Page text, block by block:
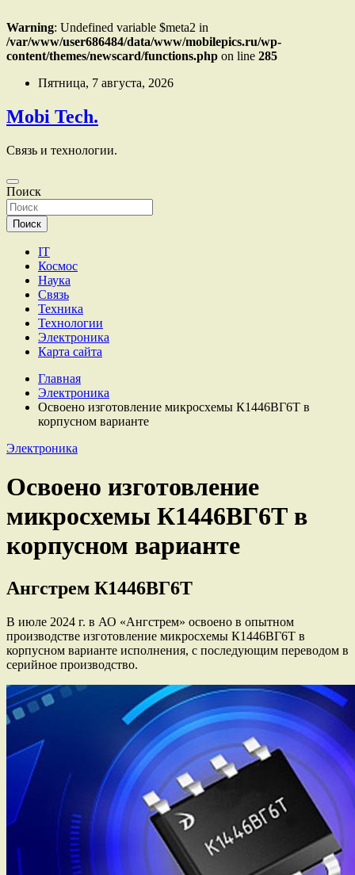
Warning: Undefined variable $meta2 in
/var/www/user686484/data/www/mobilepics.ru/wp-
content/themes/newscard/functions.php on line 285
Перейти
содержимому
Пятница, 7 августа, 2026
Mobi Tech.
Связь и технологии.
Поиск
Поиск
IT
Космос
Наука
Связь
Техника
Технологии
Электроника
Карта сайта
Главная
Электроника
Освоено изготовление микросхемы К1446ВГ6Т в
корпусном варианте
Электроника
Освоено изготовление
микросхемы К1446ВГ6Т в
корпусном варианте
Ангстрем К1446ВГ6Т
В июле 2024 г. в АО «Ангстрем» освоено в опытном
производстве изготовление микросхемы К1446ВГ6Т в
корпусном варианте исполнения, с последующим переводом в
серийное производство.